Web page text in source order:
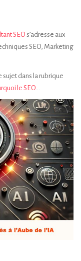
SEOs’adresse aux
SEO, Marketing
dans la rubrique
le SEO…